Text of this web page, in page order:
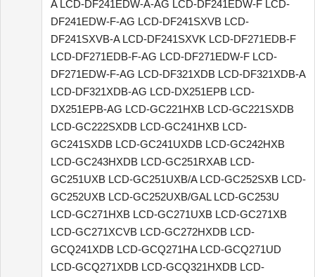
A LCD-DF241EDW-A-AG LCD-DF241EDW-F LCD-
DF241EDW-F-AG LCD-DF241SXVB LCD-
DF241SXVB-A LCD-DF241SXVK LCD-DF271EDB-F
LCD-DF271EDB-F-AG LCD-DF271EDW-F LCD-
DF271EDW-F-AG LCD-DF321XDB LCD-DF321XDB-A
LCD-DF321XDB-AG LCD-DX251EPB LCD-
DX251EPB-AG LCD-GC221HXB LCD-GC221SXDB
LCD-GC222SXDB LCD-GC241HXB LCD-
GC241SXDB LCD-GC241UXDB LCD-GC242HXB
LCD-GC243HXDB LCD-GC251RXAB LCD-
GC251UXB LCD-GC251UXB/A LCD-GC252SXB LCD-
GC252UXB LCD-GC252UXB/GAL LCD-GC253U
LCD-GC271HXB LCD-GC271UXB LCD-GC271XB
LCD-GC271XCVB LCD-GC272HXDB LCD-
GCQ241XDB LCD-GCQ271HA LCD-GCQ271UD
LCD-GCQ271XDB LCD-GCQ321HXDB LCD-